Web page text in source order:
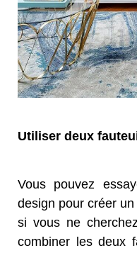
Utiliser deux
Vous pouvez
design pour créer
si vous ne
combiner les deux